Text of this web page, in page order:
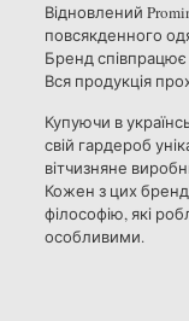
Відновлений
повсякденного
Бренд
Вся продукція
Купуючи в
свій гардероб
вітчизняне
Кожен з цих
філософію, які
особливими.